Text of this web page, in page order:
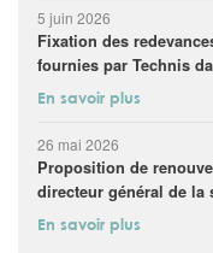
5 juin 2026
Fixation des
fournies par Technis
En savoir plus
26 mai 2026
Proposition de
directeur général de la
En savoir plus